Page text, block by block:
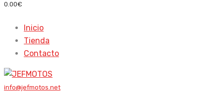
0.00€
Inicio
Tienda
Contacto
info@jefmotos.net